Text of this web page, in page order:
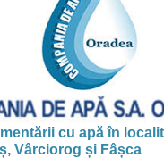
cu apă în
Vârciorog și Fâșca